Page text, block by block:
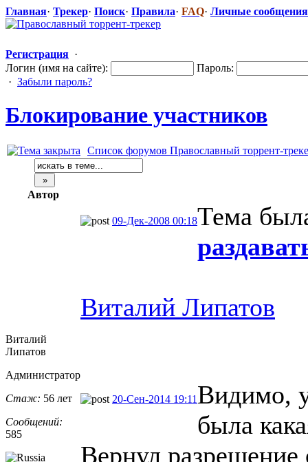
Главная· Трекер· Поиск· Правила· FAQ· Личные сообщения
Регистрация ·
Логин (имя на сайте):
Пароль:
· Забыли пароль?
Блокирование ​ участников
Список форумов Православный торрент-
Автор
09-Дек-2008 00:18Тема
Виталий Липатов
Виталий
Липатов
Администратор
Стаж: 56 лет
Сообщений:
585
20-Сен-2014 19:11 Видимо,
была
Вернул